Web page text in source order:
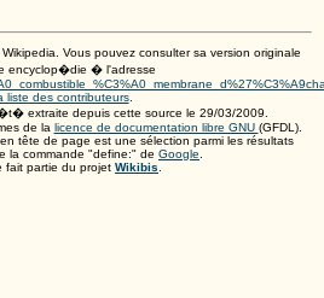
Vous pouvez consulter sa version originale
encyclop�die � l'adresse
liste des contributeurs.
extraite depuis cette source le 29/03/2009
de la licence de documentation libre GNU (GFDL).
tête de page est une sélection parmi les résultats
la commande "define:" de Google
fait partie du projet Wikibis